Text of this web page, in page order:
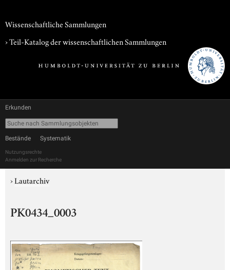
Wissenschaftliche Sammlungen
› Teil-Katalog der wissenschaftlichen Sammlungen
Erkunden
Bestände Systematik
Nutzungsrechte
Anmelden zur Recherche
›Lautarchiv
PK0434_0003